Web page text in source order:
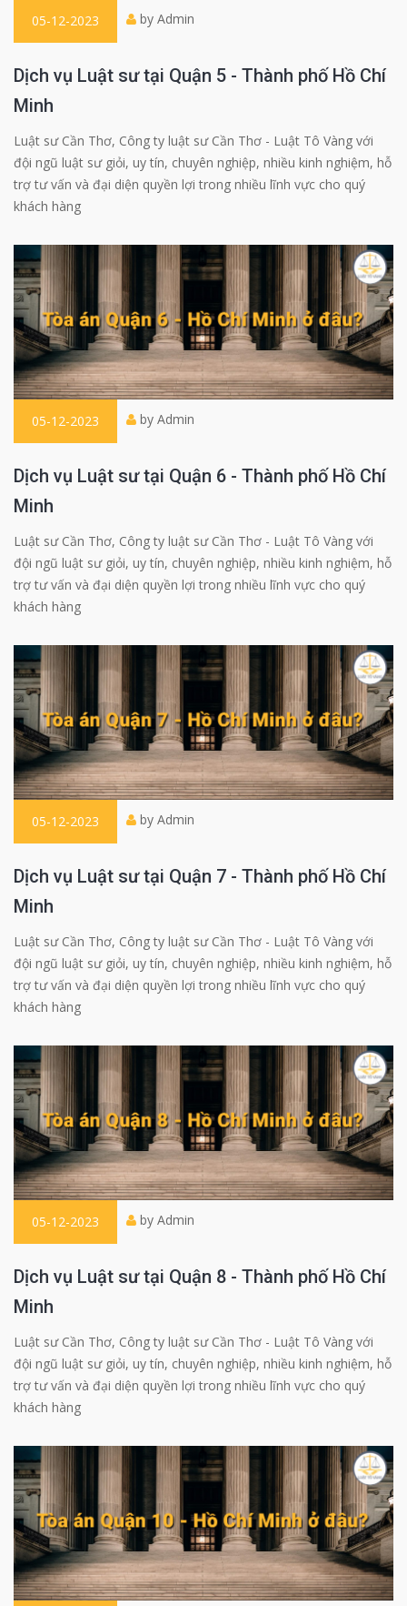
05-12-2023 by Admin
Dịch vụ Luật sư tại Quận 5 - Thành phố Hồ Chí
Minh
Luật sư Cần Thơ, Công ty luật sư Cần Thơ - Luật Tô Vàng với
đội ngũ luật sư giỏi, uy tín, chuyên nghiệp, nhiều kinh nghiệm, hỗ
trợ tư vấn và đại diện quyền lợi trong nhiều lĩnh vực cho quý
khách hàng
05-12-2023 by Admin
Dịch vụ Luật sư tại Quận 6 - Thành phố Hồ Chí
Minh
Luật sư Cần Thơ, Công ty luật sư Cần Thơ - Luật Tô Vàng với
đội ngũ luật sư giỏi, uy tín, chuyên nghiệp, nhiều kinh nghiệm, hỗ
trợ tư vấn và đại diện quyền lợi trong nhiều lĩnh vực cho quý
khách hàng
05-12-2023 by Admin
Dịch vụ Luật sư tại Quận 7 - Thành phố Hồ Chí
Minh
Luật sư Cần Thơ, Công ty luật sư Cần Thơ - Luật Tô Vàng với
đội ngũ luật sư giỏi, uy tín, chuyên nghiệp, nhiều kinh nghiệm, hỗ
trợ tư vấn và đại diện quyền lợi trong nhiều lĩnh vực cho quý
khách hàng
05-12-2023 by Admin
Dịch vụ Luật sư tại Quận 8 - Thành phố Hồ Chí
Minh
Luật sư Cần Thơ, Công ty luật sư Cần Thơ - Luật Tô Vàng với
đội ngũ luật sư giỏi, uy tín, chuyên nghiệp, nhiều kinh nghiệm, hỗ
trợ tư vấn và đại diện quyền lợi trong nhiều lĩnh vực cho quý
khách hàng